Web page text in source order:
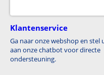
Klantenservice
Ga naar onze webshop en stel
aan onze chatbot voor directe
ondersteuning.